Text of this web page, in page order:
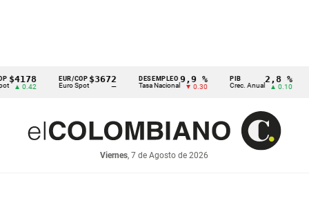
EUR/COP
Euro Spot
$3672
—
DESEMPLEO
Tasa Nacional
9,9 %
▼ 0.30
PIB
Crec. Anual
2,8 %
▲ 0.10
TRM
Tasa
Viernes, 7 de Agosto de 2026